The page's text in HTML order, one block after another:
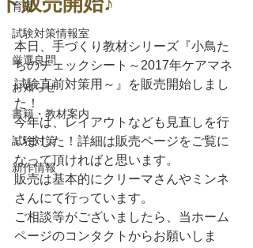
育児
試験対策情報室
厳選良問
お知らせ
書籍・教材案内
試験対策
新作情報
本日、手づくり教材シリーズ『小鳥た
ちのチェックシート～2017年ケアマネ
試験直前対策用～』を販売開始しまし
た！
今年は、レイアウトなども見直しを行
いました！詳細は販売ページをご覧に
なって頂ければと思います。
販売は基本的にクリーマさんやミンネ
さんにて行っています。
ご相談等がございましたら、当ホーム
ページのコンタクトからお願いしま